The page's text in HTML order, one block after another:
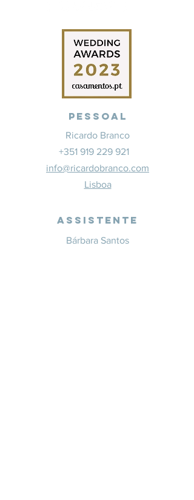
Pessoal
Ricardo Branco
+351 919 229 921
info@ricardobranco.com
Lisboa
Assistente
Bárbara Santos